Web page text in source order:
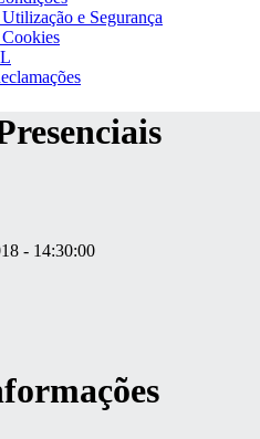
e Segurança
- 14:30:00